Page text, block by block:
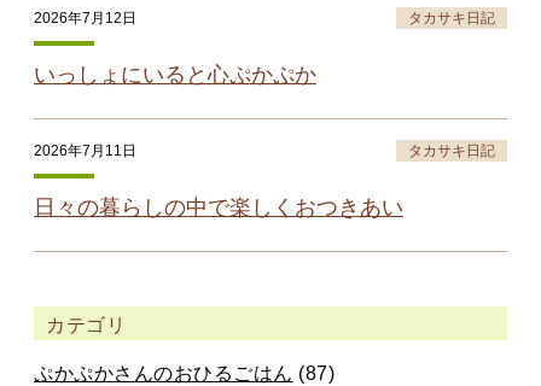
2026年7月12日 タカサキ日記
いっしょにいると心ぷかぷか
2026年7月11日 タカサキ日記
日々の暮らしの中で楽しくおつきあい
カテゴリ
ぷかぷかさんのおひるごはん (87)